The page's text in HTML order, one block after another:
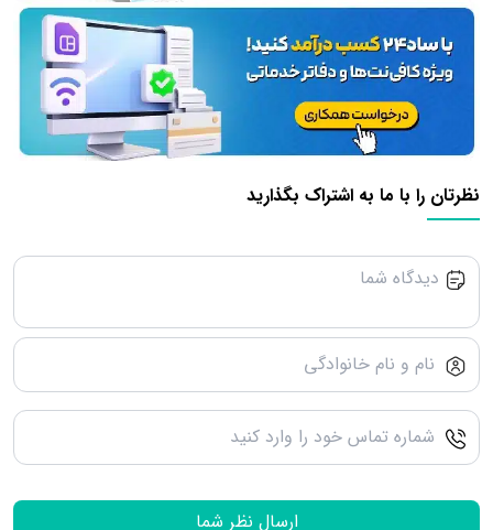
نظرتان را با ما به اشتراک بگذارید
ارسال نظر شما